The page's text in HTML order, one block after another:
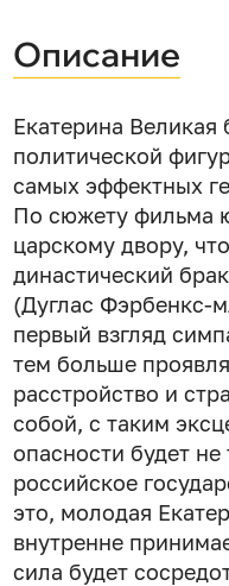
Описание
Екатерина
политической
самых эффектных
По сюжету фильма
царскому двору,
династический
(Дуглас Фэрбенкс-
первый взгляд
тем больше
расстройство и
собой, с таким
опасности будет
российское
это, молодая
внутренне
сила будет